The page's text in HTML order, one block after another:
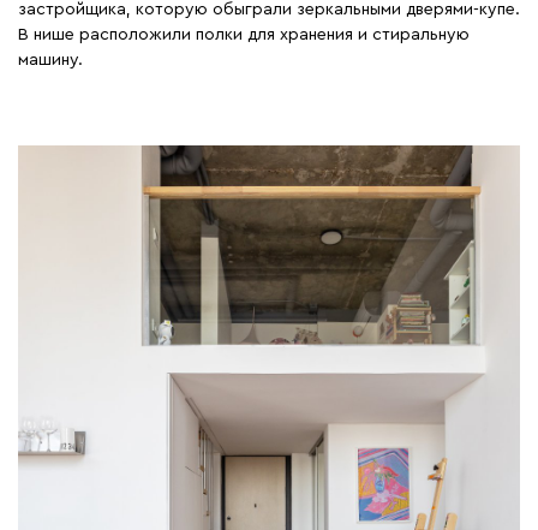
застройщика, которую обыграли зеркальными дверями-купе.
В нише расположили полки для хранения и стиральную
машину.